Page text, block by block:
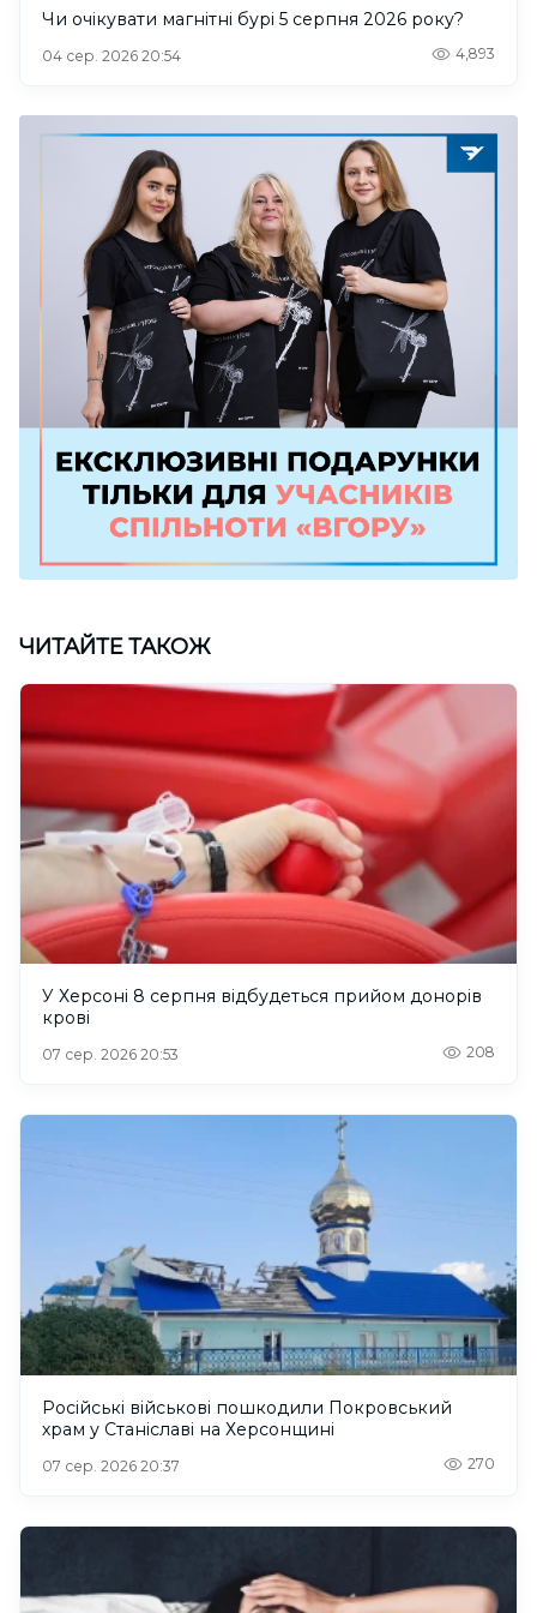
Чи очікувати магнітні бурі 5 серпня 2026 року?
04 сер. 2026 20:54 4,893
ЧИТАЙТЕ ТАКОЖ
У Херсоні 8 серпня відбудеться прийом донорів
крові
07 сер. 2026 20:53 208
Російські військові пошкодили Покровський
храм у Станіславі на Херсонщині
07 сер. 2026 20:37 270